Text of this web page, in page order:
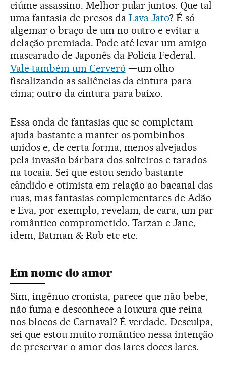
ciúme assassino. Melhor pular juntos. Que tal
uma fantasia de presos da Lava Jato? É só
algemar o braço de um no outro e evitar a
delação premiada. Pode até levar um amigo
mascarado de Japonês da Polícia Federal.
Vale também um Cerveró —um olho
fiscalizando as saliências da cintura para
cima; outro da cintura para baixo.
Essa onda de fantasias que se completam
ajuda bastante a manter os pombinhos
unidos e, de certa forma, menos alvejados
pela invasão bárbara dos solteiros e tarados
na tocaia. Sei que estou sendo bastante
cândido e otimista em relação ao bacanal das
ruas, mas fantasias complementares de Adão
e Eva, por exemplo, revelam, de cara, um par
romântico comprometido. Tarzan e Jane,
idem, Batman & Rob etc etc.
Em nome do amor
Sim, ingênuo cronista, parece que não bebe,
não fuma e desconhece a loucura que reina
nos blocos de Carnaval? É verdade. Desculpa,
sei que estou muito romântico nessa intenção
de preservar o amor dos lares doces lares.